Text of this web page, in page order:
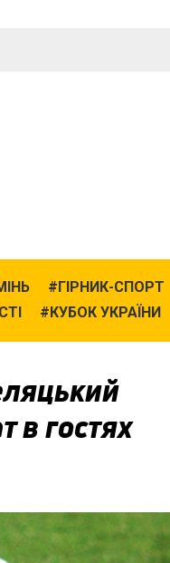
ГІРНИК-СПОРТ
КУБОК УКРАЇНИ
в гостях